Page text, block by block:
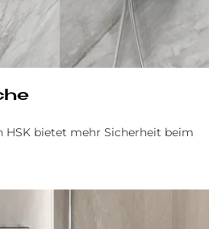
HSK bietet mehr Sicherheit beim